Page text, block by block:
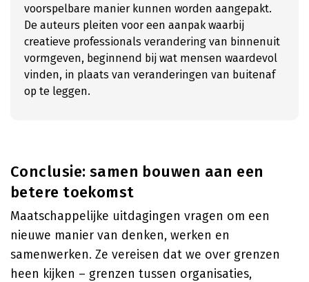
voorspelbare manier kunnen worden aangepakt.
De auteurs pleiten voor een aanpak waarbij
creatieve professionals verandering van binnenuit
vormgeven, beginnend bij wat mensen waardevol
vinden, in plaats van veranderingen van buitenaf
op te leggen.
Conclusie: samen bouwen aan een
betere toekomst
Maatschappelijke uitdagingen vragen om een
nieuwe manier van denken, werken en
samenwerken. Ze vereisen dat we over grenzen
heen kijken – grenzen tussen organisaties,